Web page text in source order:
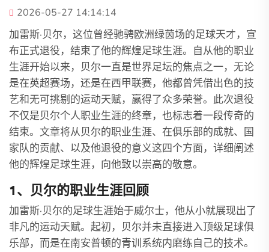
2026-05-27 14:14:14
加雷斯·贝尔，这位曾经驰骋欧洲绿茵场的足球天才，宣
布正式退役，结束了他的辉煌足球生涯。自从他的职业
生涯开始以来，贝尔一直是世界足坛的焦点之一，无论
是在英超赛场，还是在西甲联赛，他都曾凭借出色的技
艺和无可挑剔的运动天赋，赢得了众多荣誉。此次退役
不仅是贝尔个人职业生涯的终章，也标志着一段传奇的
结束。文章将从贝尔的职业生涯、在俱乐部的成就、国
家队的贡献、以及他退役的意义这四个方面，详细阐述
他的辉煌足球生涯，向他致以崇高的敬意。
1、贝尔的职业生涯回顾
加雷斯·贝尔的足球生涯始于威尔士，他从小就展现出了
非凡的运动天赋。起初，贝尔并未直接进入顶级足球俱
乐部，而是在南安普顿的青训系统内磨练自己的技术。